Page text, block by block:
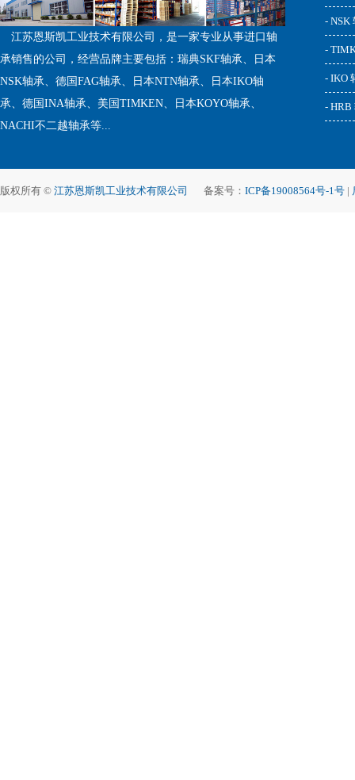
江苏恩斯凯工业技术有限公司，是一家专业从事进口轴
承销售的公司，经营品牌主要包括：瑞典SKF轴承、日本
NSK轴承、德国FAG轴承、日本NTN轴承、日本IKO轴
承、德国INA轴承、美国TIMKEN、日本KOYO轴承、
NACHI不二越轴承等...
- NSK
-
- IKO
- HRB
版权所有 © 江苏恩斯凯工业技术有限公司 备案号： ICP备19008564号-1号 |